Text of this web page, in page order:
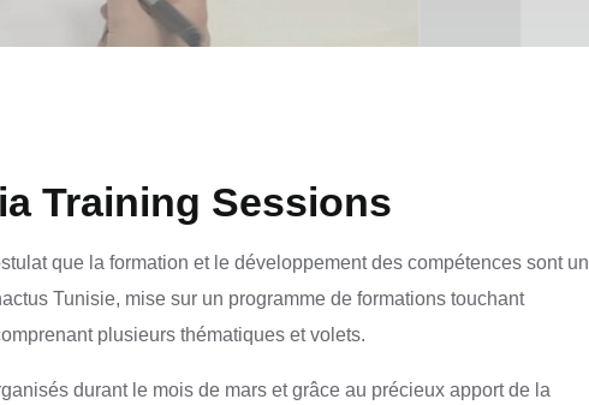
Training Sessions
que la formation et le développement des compétences sont un
Tunisie, mise sur un programme de formations touchant
plusieurs thématiques et volets.
durant le mois de mars et grâce au précieux apport de la